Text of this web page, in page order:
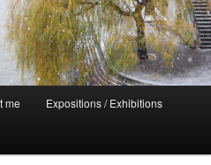
me Expositions / Exhibitions